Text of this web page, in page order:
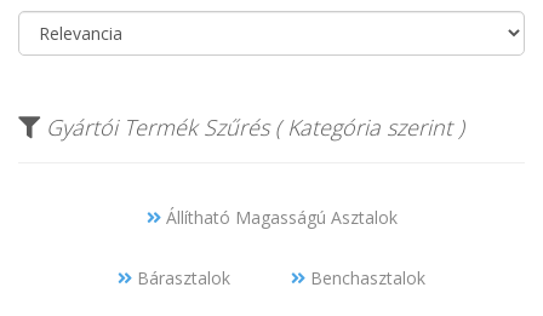
Gyártói Termék Szűrés ( Kategória szerint )
Állítható Magasságú Asztalok
Bárasztalok Benchasztalok